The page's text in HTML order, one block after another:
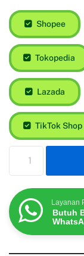
Shopee
Tokopedia
Lazada
TikTok Shop
Layanan
Butuh